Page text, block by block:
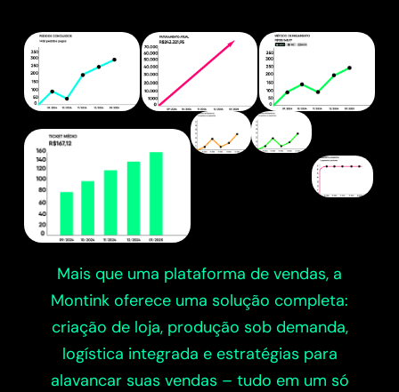
Mais que uma plataforma de vendas, a
Montink oferece uma solução completa:
criação de loja, produção sob demanda,
logística integrada e estratégias para
alavancar suas vendas – tudo em um só